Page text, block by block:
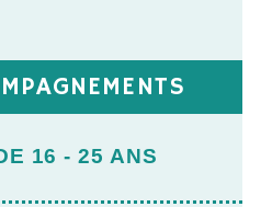
16 - 25 ANS